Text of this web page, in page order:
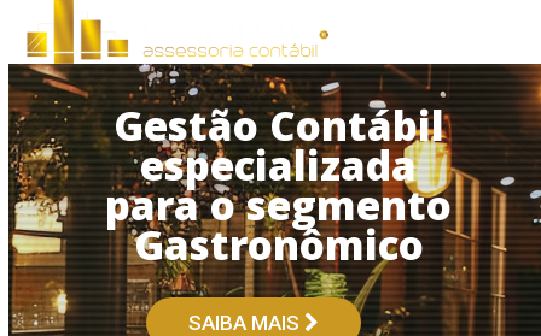
content
Open
mobile
menu
Close
mobile
menu
Gestão Contábil
especializada
para o segmento
Gastronômico
SAIBA MAIS